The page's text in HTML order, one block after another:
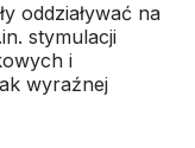
oddziaływać na
stymulacji
i
wyraźnej